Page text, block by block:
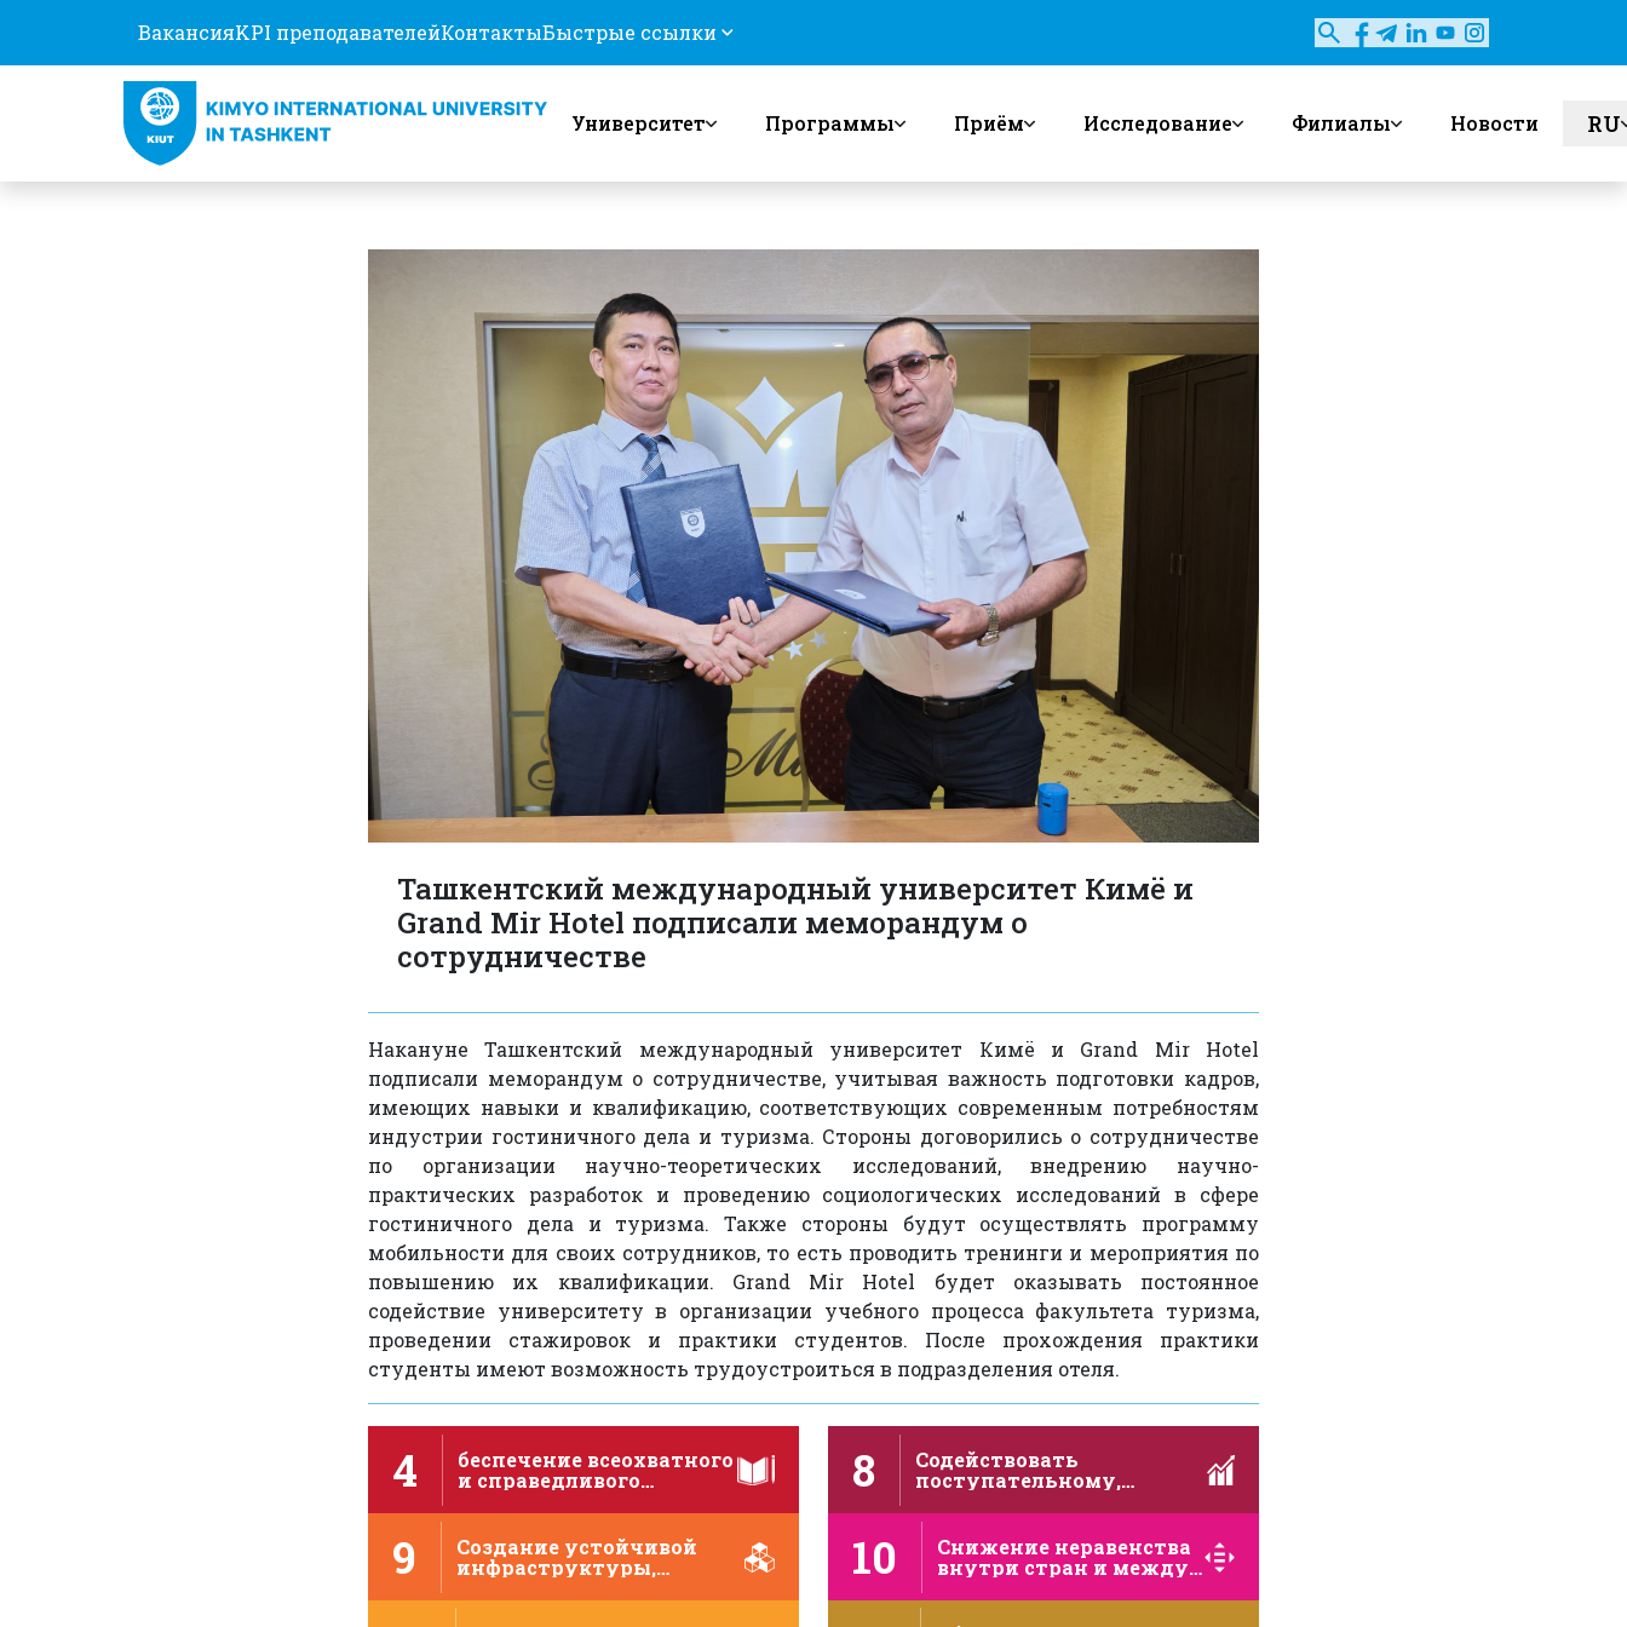
ВакансияKPI преподавателейКонтактыБыстрые ссылки
Университет Программы Приём Исследование Филиалы Новости RU
Ташкентский международный университет Кимё и
Grand Mir Hotel подписали меморандум о
сотрудничестве
Накануне Ташкентский международный университет Кимё и Grand Mir Hotel
подписали меморандум о сотрудничестве, учитывая важность подготовки кадров,
имеющих навыки и квалификацию, соответствующих современным потребностям
индустрии гостиничного дела и туризма. Стороны договорились о сотрудничестве
по организации научно-теоретических исследований, внедрению научно-
практических разработок и проведению социологических исследований в сфере
гостиничного дела и туризма. Также стороны будут осуществлять программу
мобильности для своих сотрудников, то есть проводить тренинги и мероприятия по
повышению их квалификации. Grand Mir Hotel будет оказывать постоянное
содействие университету в организации учебного процесса факультета туризма,
проведении стажировок и практики студентов. После прохождения практики
студенты имеют возможность трудоустроиться в подразделения отеля.
4
беспечение всеохватного
и справедливого
образования и
поощрение …
8
Содействовать
поступательному,
устойчивому
экономическому росту,
полной …
9
Создание устойчивой
инфраструктуры,
и устойчивой
10
Снижение неравенства
внутри стран и между